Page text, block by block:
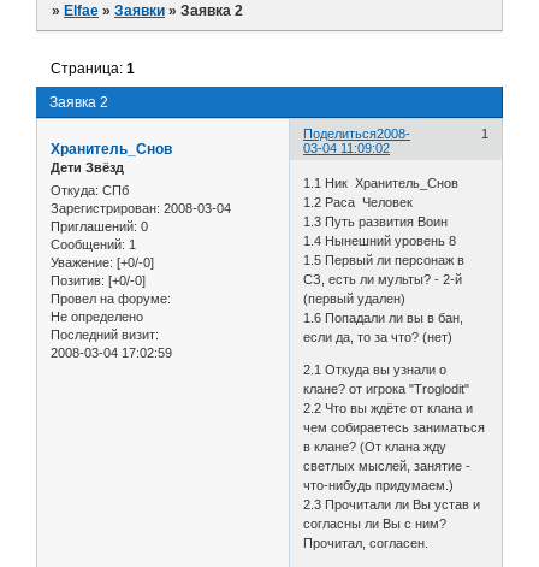
»Elfae »Заявки »Заявка 2
Заявка 2
Страница:1
Поделиться 1
2008-
03-04 11:09:02
Хранитель_Снов
Дети Звёзд
Откуда: СПб
Зарегистрирован: 2008-03-04
Приглашений: 0
Сообщений: 1
Уважение: [+0/-0]
Позитив: [+0/-0]
Провел на форуме:
Не определено
Последний визит:
2008-03-04 17:02:59
1.1 Ник Хранитель_Снов
1.2 Раса Человек
1.3 Путь развития Воин
1.4 Нынешний уровень 8
1.5 Первый ли персонаж в
СЗ, есть ли мульты? - 2-й
(первый удален)
1.6 Попадали ли вы в бан,
если да, то за что? (нет)
2.1 Откуда вы узнали о
клане? от игрока "Troglodit"
2.2 Что вы ждёте от клана и
чем собираетесь заниматься
в клане? (От клана жду
светлых мыслей, занятие -
что-нибудь придумаем.)
2.3 Прочитали ли Вы устав и
согласны ли Вы с ним?
Прочитал, согласен.